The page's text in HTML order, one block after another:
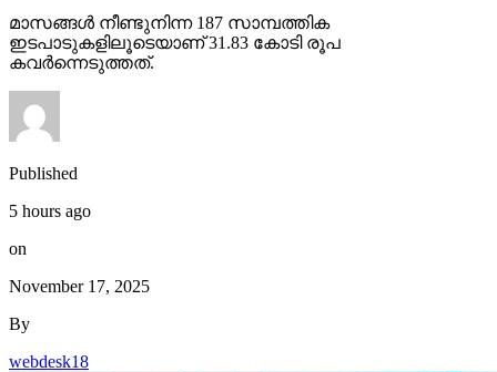
മാസങ്ങള്‍ നീണ്ടുനിന്ന 187 സാമ്പത്തിക
ഇടപാടുകളിലൂടെയാണ് 31.83 കോടി രൂപ
കവര്‍ന്നെടുത്തത്.
Published
5 hours ago
on
November 17, 2025
By
webdesk18